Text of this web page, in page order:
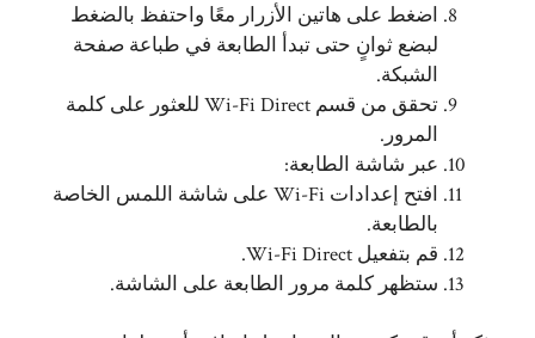
اضغط على هاتين الأزرار معًا واحتفظ بالضغط
لبضع ثوانٍ حتى تبدأ الطابعة في طباعة صفحة
الشبكة.
تحقق من قسم Wi-Fi Direct للعثور على كلمة
المرور.
عبر شاشة الطابعة:
افتح إعدادات Wi-Fi على شاشة اللمس الخاصة
بالطابعة.
قم بتفعيل Wi-Fi Direct.
ستظهر كلمة مرور الطابعة على الشاشة.